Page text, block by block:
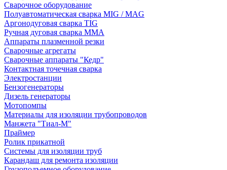
Сварочное оборудование
Полуавтоматическая сварка MIG / MAG
Аргонодуговая сварка TIG
Ручная дуговая сварка ММА
Аппараты плазменной резки
Сварочные агрегаты
Сварочные аппараты "Кедр"
Контактная точечная сварка
Электростанции
Бензогенераторы
Дизель генераторы
Мотопомпы
Материалы для изоляции трубопроводов
Манжета "Тиал-М"
Праймер
Ролик прикатной
Системы для изоляции труб
Карандаш для ремонта изоляции